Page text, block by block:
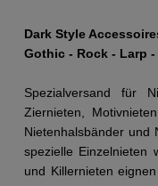
Dark Style
Gothic - Rock - Larp
Spezialversand für
Ziernieten,
Nietenhalsbänder und
spezielle Einzelnieten
und Killernieten